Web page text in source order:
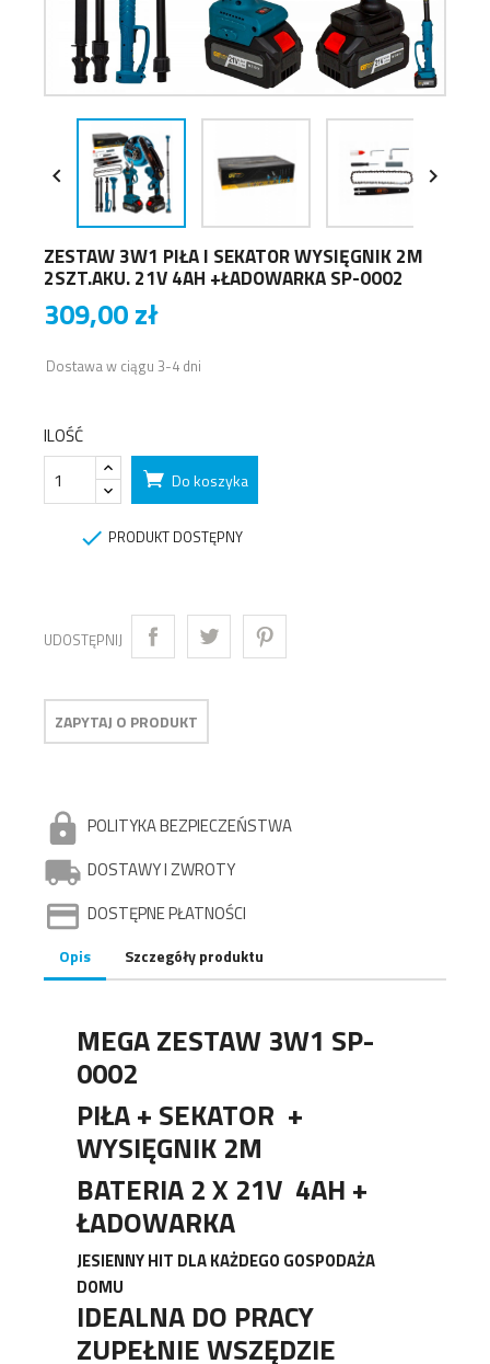
 
ZESTAW 3W1 PIŁA I SEKATOR WYSIĘGNIK 2M
2SZT.AKU. 21V 4AH +ŁADOWARKA SP-0002
309,00 zł
Dostawa w ciągu 3-4 dni
ILOŚĆ
Do koszyka
 PRODUKT DOSTĘPNY
UDOSTĘPNIJ
ZAPYTAJ O PRODUKT
POLITYKA BEZPIECZEŃSTWA
DOSTAWY I ZWROTY
DOSTĘPNE PŁATNOŚCI
Opis Szczegóły produktu
MEGA ZESTAW 3W1 SP-
0002
PIŁA + SEKATOR +
WYSIĘGNIK 2M
BATERIA 2 X 21V 4AH +
ŁADOWARKA
JESIENNY HIT DLA KAŻDEGO GOSPODAŻA
DOMU
IDEALNA DO PRACY
ZUPEŁNIE WSZĘDZIE